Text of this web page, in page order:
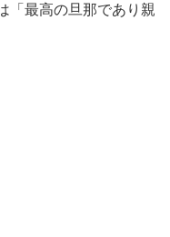
「最高の旦那であり親